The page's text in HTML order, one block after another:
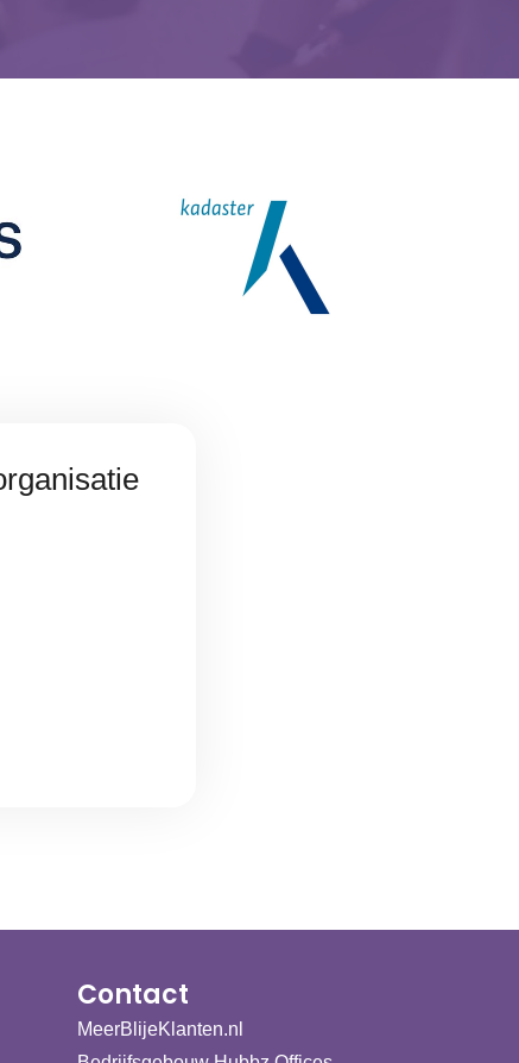
Contact
MeerBlijeKlanten.nl